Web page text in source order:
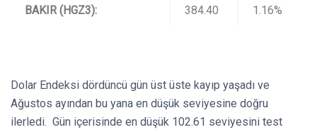
BAKIR (HGZ3): 384.40 1.16%
Dolar Endeksi dördüncü gün üst üste kayıp yaşadı ve
Ağustos ayından bu yana en düşük seviyesine doğru
ilerledi. Gün içerisinde en düşük 102.61 seviyesini test